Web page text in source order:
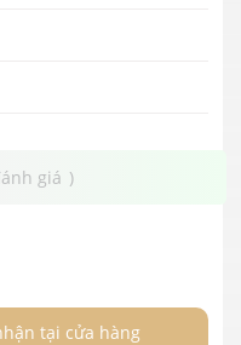
giá )
tại cửa hàng